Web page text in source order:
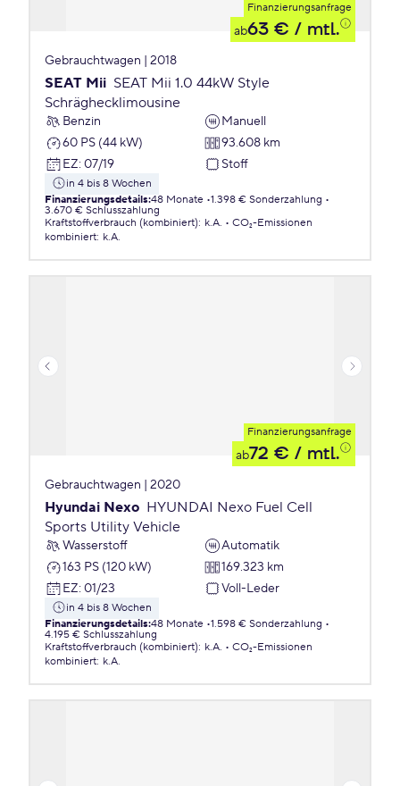
Finanzierungsanfrage
ab63 € / mtl.
Gebrauchtwagen | 2018
SEAT Mii SEAT Mii 1.0 44kW Style
Schräghecklimousine
Benzin
Manuell
60 PS (44 kW)
93.608 km
EZ: 07/19 Stoff
in 4 bis 8 Wochen
Finanzierungsdetails:48 Monate 1.398 € Sonderzahlung
3.670 € Schlusszahlung
Kraftstoffverbrauch (kombiniert): k.A.
CO₂-Emissionen
kombiniert: k.A.
Finanzierungsanfrage
ab72 € / mtl.
Gebrauchtwagen | 2020
Hyundai Nexo HYUNDAI Nexo Fuel Cell
Sports Utility Vehicle
Wasserstoff
Automatik
163 PS (120 kW)
169.323 km
EZ: 01/23 Voll-Leder
in 4 bis 8 Wochen
Finanzierungsdetails:48 Monate 1.598 € Sonderzahlung
4.195 € Schlusszahlung
Kraftstoffverbrauch (kombiniert): k.A.
CO₂-Emissionen
kombiniert: k.A.